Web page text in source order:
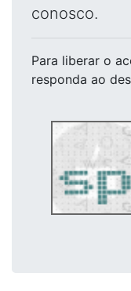
conosco.
Para liberar o
responda ao